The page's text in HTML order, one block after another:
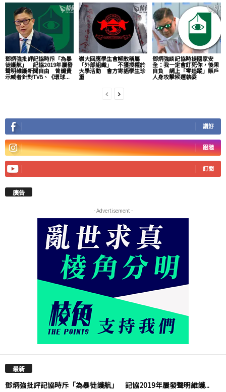
鄧炳強批評記協時斥「為暴
徒護航」 記協2019年屢發
聲明維護新聞自由 曾譴責
示威者針對TVB、《環球...
嶺大回應學生會解散稱屬
「外部組織」 不獲授權於
大學活動 會方寄語學生珍
重
鄧炳強談記協時提國家安
全：我一定會釘死你，後果
自負 網上「零追蹤」賬戶
人身攻擊候選執委
讚好
跟隨
訂閱
廣告
- Advertisement -
最新
鄧炳強批評記協時斥「為暴徒護航」 記協2019年屢發聲明維護...